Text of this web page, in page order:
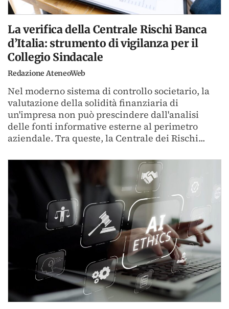
La verifica della Centrale Rischi Banca
d’Italia: strumento di vigilanza per il
Collegio Sindacale
Redazione AteneoWeb
Nel moderno sistema di controllo societario, la
valutazione della solidità finanziaria di
un'impresa non può prescindere dall'analisi
delle fonti informative esterne al perimetro
aziendale. Tra queste, la Centrale dei Rischi...